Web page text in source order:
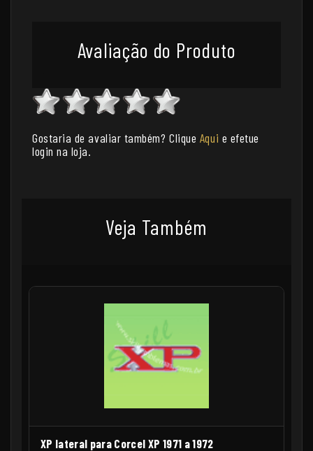
Avaliação do Produto
Gostaria de avaliar também? Clique Aqui e efetue
login na loja.
Veja Também
XP lateral para Corcel XP 1971 a 1972